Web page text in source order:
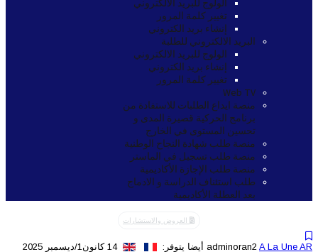
الولوج للبريد الالكتروني
تغيير كلمة المرور
إنشاء بريد الكتروني
البريد الالكتروني للطلبة
الولوج للبريد الالكتروني
إنشاء بريد الكتروني
تغيير كلمة المرور
Web TV
منصة ايداع الطلبات للاستفادة من
برنامج الحركية قصيرة المدى و
تحسين المستوى في الخارج
منصة طلب شهادة النجاح الوطنية
منصة طلب تسجيل في الماستر
منصة طلب الإجازة الأكاديمية
طلب استئناف الدراسة و الادماج
بعد العطلة الأكاديمية
العروض والاستشارات
adminoran2 A La Une AR أيضا يتوفر:
14 كانون1/ديسمبر 2025